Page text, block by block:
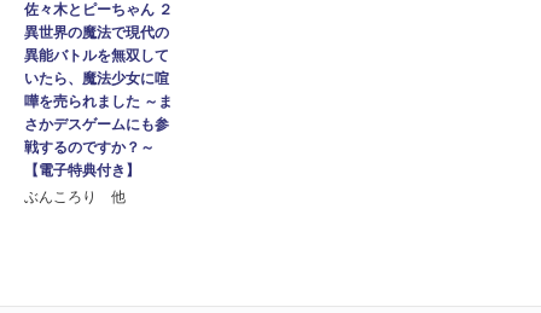
佐々木とピーちゃん ２
異世界の魔法で現代の
異能バトルを無双して
いたら、魔法少女に喧
嘩を売られました ～ま
さかデスゲームにも参
戦するのですか？～
【電子特典付き】
ぶんころり 他